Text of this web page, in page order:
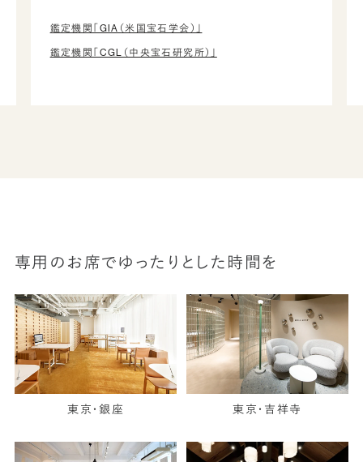
鑑定機関「GIA（米国宝石学会）」
鑑定機関「CGL（中央宝石研究所）」
専用のお席でゆったりとした時間を
東京・銀座 東京・吉祥寺